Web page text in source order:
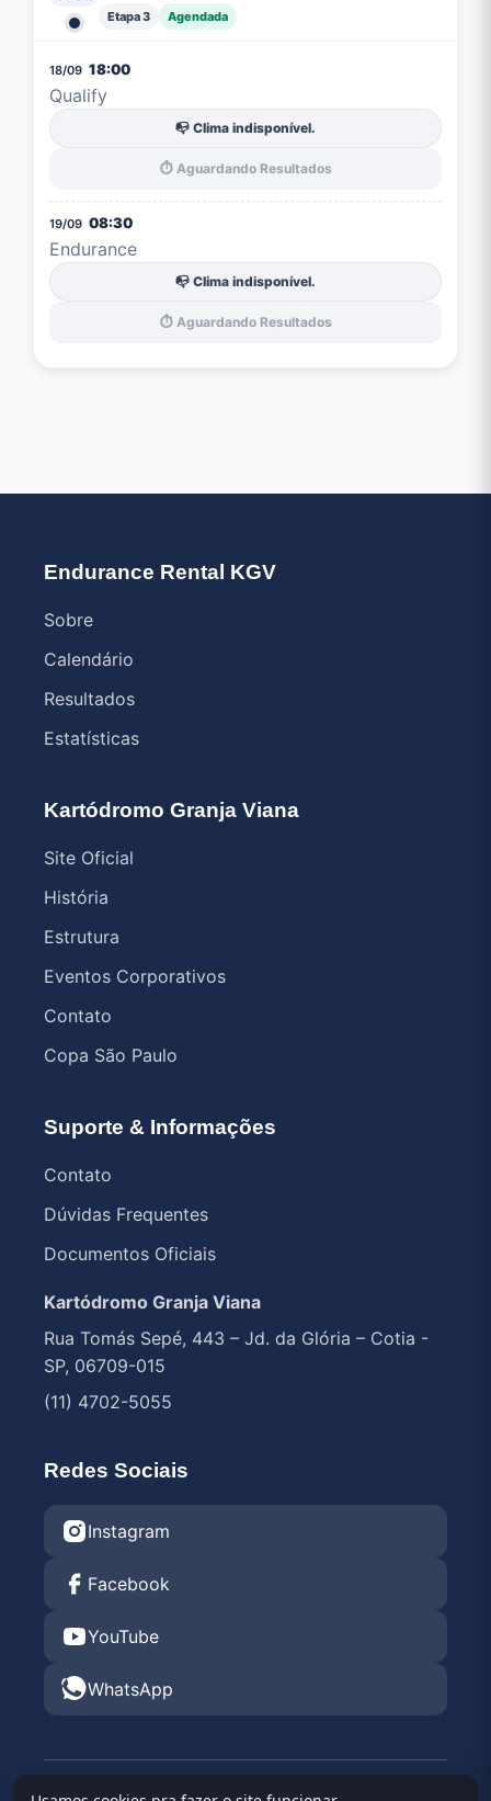
Etapa 3 Agendada
18/09 18:00
Qualify
📭 Clima indisponível.
⏱️ Aguardando Resultados
19/09 08:30
Endurance
📭 Clima indisponível.
⏱️ Aguardando Resultados
Endurance Rental KGV
Sobre
Calendário
Resultados
Estatísticas
Kartódromo Granja Viana
Site Oficial
História
Estrutura
Eventos Corporativos
Contato
Copa São Paulo
Suporte & Informações
Contato
Dúvidas Frequentes
Documentos Oficiais
Kartódromo Granja Viana
Rua Tomás Sepé, 443 – Jd. da Glória – Cotia -
SP, 06709-015
(11) 4702-5055
Redes Sociais
Instagram
Facebook
YouTube
WhatsApp
© 2026 Endurance Rental KGV 2026 •